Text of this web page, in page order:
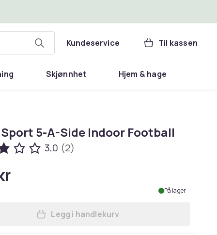
Kundeservice Til kassen
Skjønnhet Hjem & hage
5-A-Side Indoor Football
3,0 (2)
På lager
Legg Carta Sport 5-A-Side Indoor
Legg i handlekurv